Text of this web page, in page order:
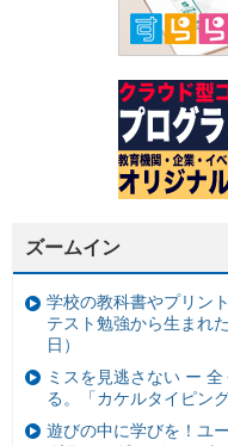
ズームイン
学校の教科書やプリン
テスト勉強から生まれ
日）
ミスを見逃さない ー
る。「カケルタイピン
遊びの中に学びを！ユ